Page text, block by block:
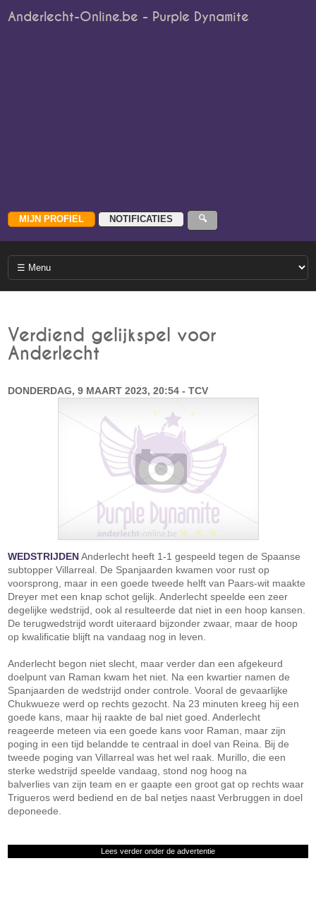
Anderlecht-Online.be - Purple Dynamite
Verdiend gelijkspel voor
Anderlecht
DONDERDAG, 9 MAART 2023, 20:54 - TCV
WEDSTRIJDENAnderlecht heeft 1-1 gespeeld tegen de Spaanse
subtopper Villarreal. De Spanjaarden kwamen voor rust op
voorsprong, maar in een goede tweede helft van Paars-wit maakte
Dreyer met een knap schot gelijk. Anderlecht speelde een zeer
degelijke wedstrijd, ook al resulteerde dat niet in een hoop kansen.
De terugwedstrijd wordt uiteraard bijzonder zwaar, maar de hoop
op kwalificatie blijft na vandaag nog in leven.
Anderlecht begon niet slecht, maar verder dan een afgekeurd
doelpunt van Raman kwam het niet. Na een kwartier namen de
Spanjaarden de wedstrijd onder controle. Vooral de gevaarlijke
Chukwueze werd op rechts gezocht. Na 23 minuten kreeg hij een
goede kans, maar hij raakte de bal niet goed. Anderlecht
reageerde meteen via een goede kans voor Raman, maar zijn
poging in een tijd belandde te centraal in doel van Reina. Bij de
tweede poging van Villarreal was het wel raak. Murillo, die een
sterke wedstrijd speelde vandaag, stond nog hoog na
balverlies van zijn team en er gaapte een groot gat op rechts waar
Trigueros werd bediend en de bal netjes naast Verbruggen in doel
deponeede.
Lees verder onder de advertentie